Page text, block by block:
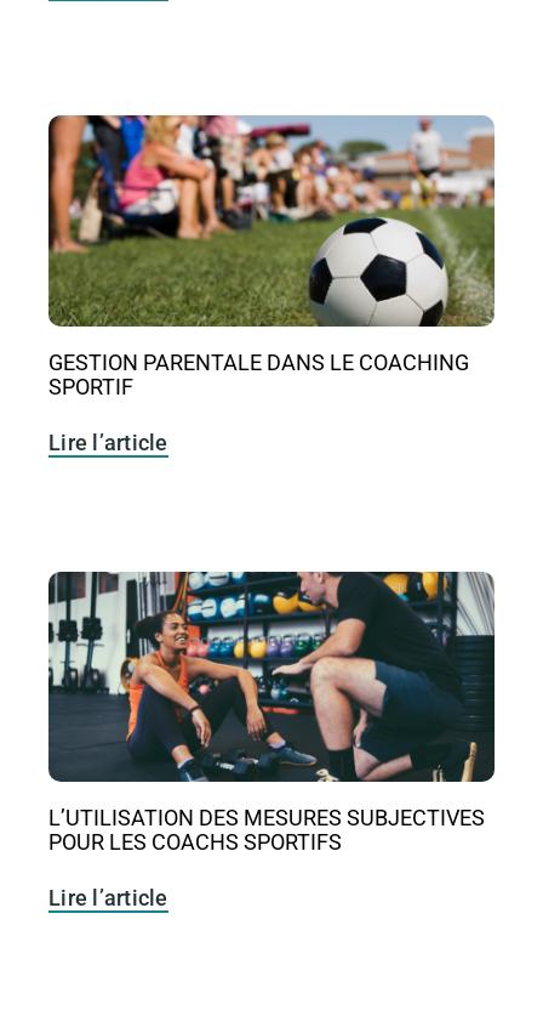
GESTION PARENTALE DANS LE COACHING
SPORTIF
Lire l’article
L’UTILISATION DES MESURES SUBJECTIVES
POUR LES COACHS SPORTIFS
Lire l’article